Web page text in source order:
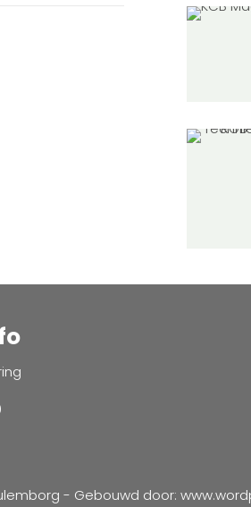
- Gebouwd door: